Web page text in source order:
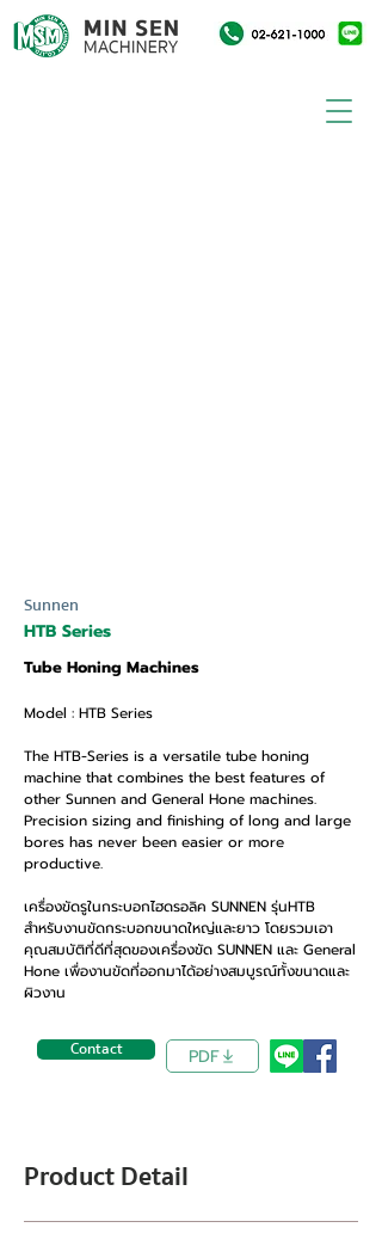
Sunnen
HTB Series
Tube Honing Machines
Model : HTB Series
The HTB-Series is a versatile tube honing
machine that combines the best features of
other Sunnen and General Hone machines.
Precision sizing and finishing of long and large
bores has never been easier or more
productive.
เครื่องขัดรูในกระบอกไฮดรอลิค SUNNEN รุ่นHTB
สำหรับงานขัดกระบอกขนาดใหญ่และยาว โดยรวมเอา
คุณสมบัติที่ดีที่สุดของเครื่องขัด SUNNEN และ General
Hone เพื่องานขัดที่ออกมาได้อย่างสมบูรณ์ทั้งขนาดและ
ผิวงาน
Contact PDF
Product Detail